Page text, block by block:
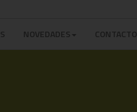
NOVEDADES CONTACTO